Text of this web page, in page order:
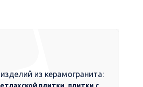
из керамогранита: